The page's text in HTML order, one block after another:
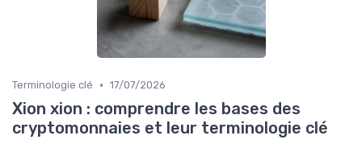
Terminologie clé • 17/07/2026
Xion xion : comprendre les bases des
cryptomonnaies et leur terminologie clé